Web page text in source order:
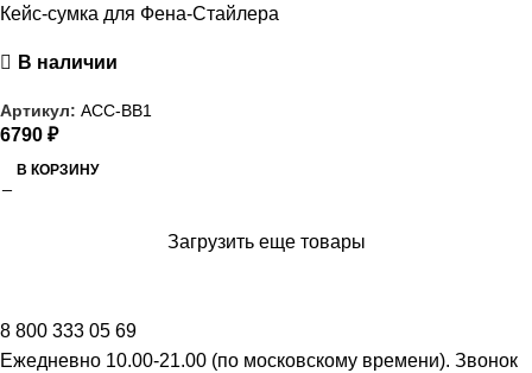
Кейс-сумка для Фена-Стайлера
В наличии
Артикул: ACC-BB1
6790 ₽
В КОРЗИНУ
Загрузить еще товары
8 800 333 05 69
Ежедневно 10.00-21.00 (по московскому времени). Звонок